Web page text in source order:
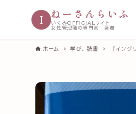
I ねーさんらいふ
いくみOFFICIALサイト
女性管理職の専門家・著者
ホーム 学び、読書 『イン